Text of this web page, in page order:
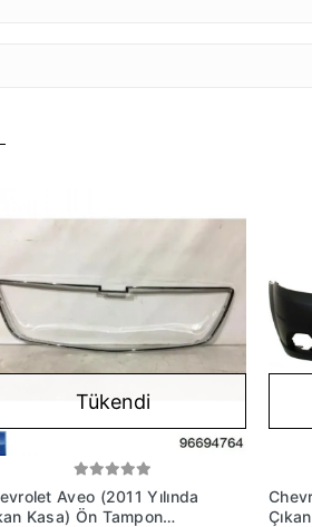
Tükendi
Aveo (2011 Yılında
Kasa) Ön Tampon